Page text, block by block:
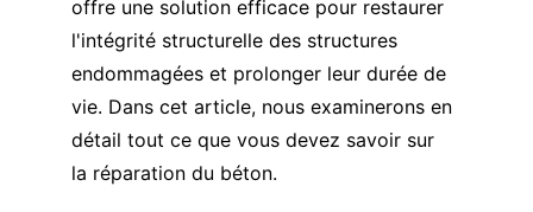
offre une solution efficace pour restaurer
l'intégrité structurelle des structures
endommagées et prolonger leur durée de
vie. Dans cet article, nous examinerons en
détail tout ce que vous devez savoir sur
la réparation du béton.